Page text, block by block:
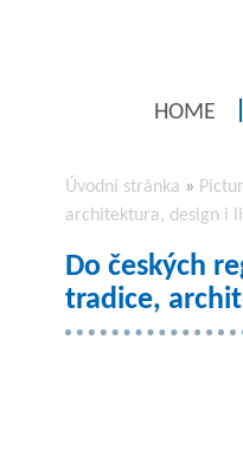
HOME
Úvodní stránka »
architektura, design i
Do českých
tradice,